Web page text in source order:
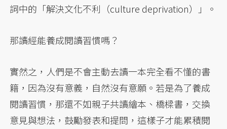
詞中的「解決文化不利（culture deprivation）」。
那讀經能養成閱讀習慣嗎？
實然之，人們是不會主動去讀一本完全看不懂的書
籍，因為沒有意義，自然沒有意願。若是為了養成
閱讀習慣，那還不如親子共讀繪本、橋樑書，交換
意見與想法，鼓勵發表和提問，這樣子才能累積閱